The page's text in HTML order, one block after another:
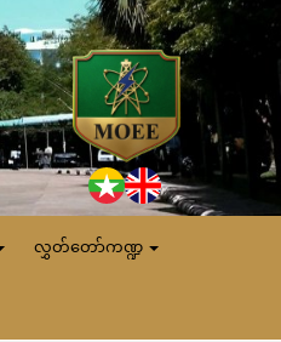
လွှတ်တော်ကဏ္ဍ